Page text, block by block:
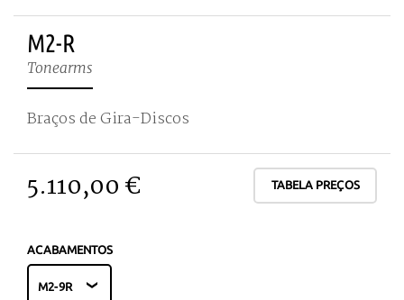
M2-R
Tonearms
Braços de Gira-Discos
5.110,00 € TABELA PREÇOS
ACABAMENTOS